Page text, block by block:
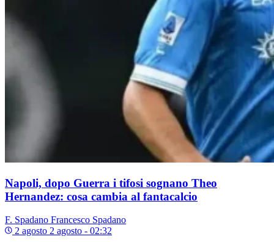
Napoli, dopo Guerra i tifosi sognano Theo
Hernandez: cosa cambia al fantacalcio
F. Spadano Francesco Spadano
2 agosto 2 agosto - 02:32